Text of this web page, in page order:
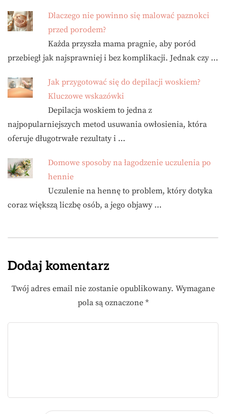
Dlaczego nie powinno się malować paznokci
przed porodem?
Każda przyszła mama pragnie, aby poród
przebiegł jak najsprawniej i bez komplikacji. Jednak czy …
Jak przygotować się do depilacji woskiem?
Kluczowe wskazówki
Depilacja woskiem to jedna z
najpopularniejszych metod usuwania owłosienia, która
oferuje długotrwałe rezultaty i …
Domowe sposoby na łagodzenie uczulenia po
hennie
Uczulenie na hennę to problem, który dotyka
coraz większą liczbę osób, a jego objawy …
Dodaj komentarz
Twój adres email nie zostanie opublikowany. Wymagane
pola są oznaczone *